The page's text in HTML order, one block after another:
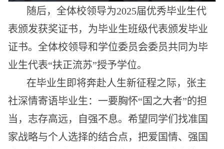
随后，全体校领导为2025届优秀毕业生代
表颁发获奖证书，为毕业生班级代表颁发毕业
证书。全体校领导和学位委员会委员共同为毕
业生代表“扶正流苏”授予学位。
在毕业生即将奔赴人生新征程之际，张主
社深情寄语毕业生：一要胸怀“国之大者”的担
当，志存高远，自强不息。希望同学们找准国
家战略与个人选择的结合点，把爱国情、强国